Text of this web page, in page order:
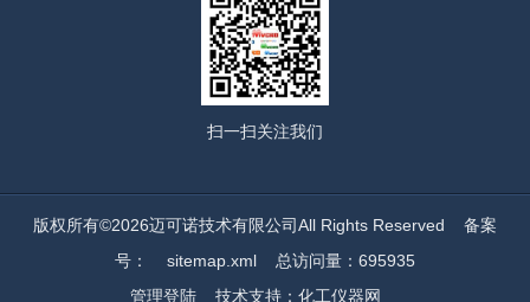
扫一扫关注我们
版权所有©2026迈可诺技术有限公司All Rights Reserved 备案
号：
sitemap.xml总访问量：695935
管理登陆技术支持： 化工仪器网